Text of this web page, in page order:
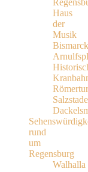
Haus
der
Musik
rund
um
Regensburg
Walhalla